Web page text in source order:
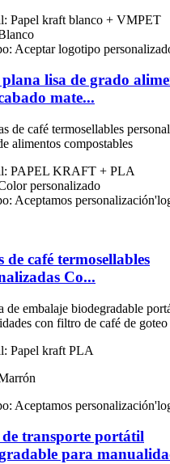
Papel kraft blanco + VMPET
Aceptar logotipo
lisa de grado
mate...
PAPEL KRAFT + PLA
personalizado
Aceptamos personalización'
de café termosellables
Co...
Papel kraft PLA
Aceptamos personalización'
de transporte portátil
para